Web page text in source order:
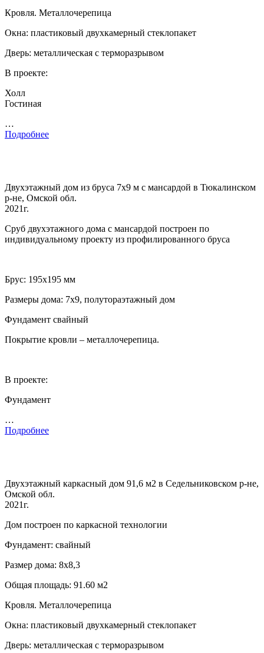
Кровля. Металлочерепица
Окна: пластиковый двухкамерный стеклопакет
Дверь: металлическая с терморазрывом
В проекте:
Холл
Гостиная
…
Подробнее
Двухэтажный дом из бруса 7х9 м с мансардой в Тюкалинском
р-не, Омской обл.
2021г.
Сруб двухэтажного дома с мансардой построен по
индивидуальному проекту из профилированного бруса
Брус: 195х195 мм
Размеры дома: 7х9, полутораэтажный дом
Фундамент свайный
Покрытие кровли – металлочерепица.
В проекте:
Фундамент
…
Подробнее
Двухэтажный каркасный дом 91,6 м2 в Седельниковском р-не,
Омской обл.
2021г.
Дом построен по каркасной технологии
Фундамент: свайный
Размер дома: 8х8,3
Общая площадь: 91.60 м2
Кровля. Металлочерепица
Окна: пластиковый двухкамерный стеклопакет
Дверь: металлическая с терморазрывом